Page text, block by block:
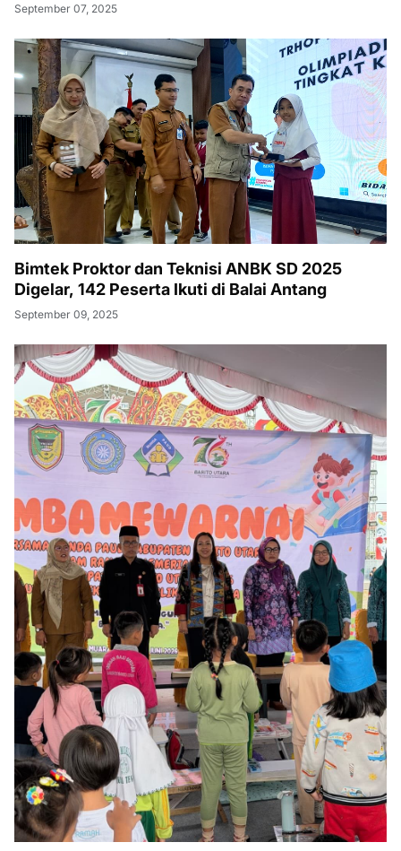
September 07, 2025
Bimtek Proktor dan Teknisi ANBK SD 2025
Digelar, 142 Peserta Ikuti di Balai Antang
September 09, 2025